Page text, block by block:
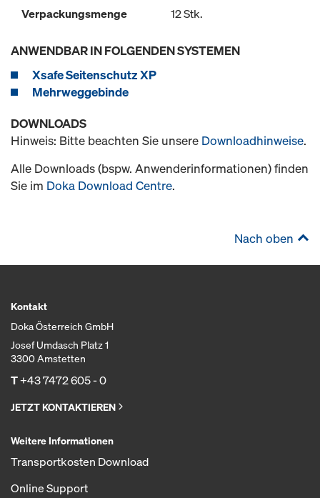
Verpackungsmenge 12 Stk.
ANWENDBAR IN FOLGENDEN SYSTEMEN
Xsafe Seitenschutz XP
Mehrweggebinde
DOWNLOADS
Hinweis: Bitte beachten Sie unsere Downloadhinweise.
Alle Downloads (bspw. Anwenderinformationen) finden
Sie im Doka Download Centre.
Nach oben
Kontakt
Doka Österreich GmbH
Josef Umdasch Platz 1
3300 Amstetten
T+43 7472 605 - 0
JETZT KONTAKTIEREN
Weitere Informationen
Transportkosten Download
Online Support